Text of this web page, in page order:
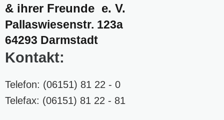
& ihrer Freunde e. V.
Pallaswiesenstr. 123a
64293 Darmstadt
Kontakt:
Telefon: (06151) 81 22 - 0
Telefax: (06151) 81 22 - 81